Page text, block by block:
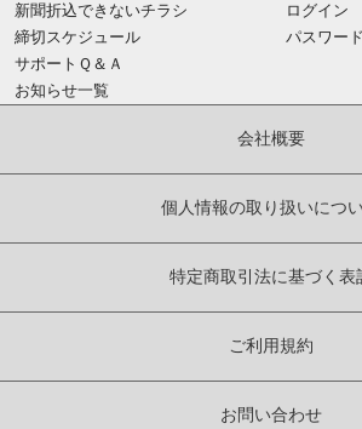
新聞折込できないチラシ
締切スケジュール
サポートＱ＆Ａ
お知らせ一覧
ログイン
パスワー
会社概要
個人情報の取り扱いにつ
特定商取引法に基づく表
ご利用規約
お問い合わせ